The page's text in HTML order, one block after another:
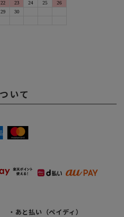
いて
・あと払い（ペイディ）